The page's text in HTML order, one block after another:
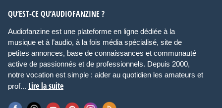
QU’EST-CE QU’AUDIOFANZINE ?
Audiofanzine est une plateforme en ligne dédiée à la
musique et à l’audio, à la fois média spécialisé, site de
petites annonces, base de connaissances et communauté
active de passionnés et de professionnels. Depuis 2000,
notre vocation est simple : aider au quotidien les amateurs et
prof... Lire la suite